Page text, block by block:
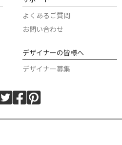
よくあるご質問
お問い合わせ
デザイナーの皆様へ
デザイナー募集